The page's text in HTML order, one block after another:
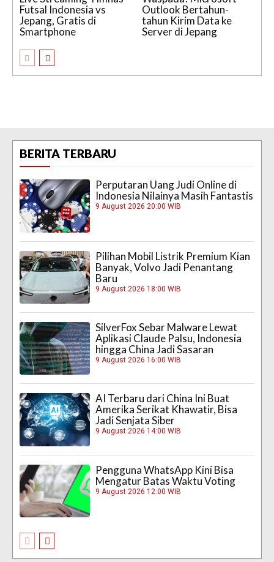
Futsal Indonesia vs
Jepang, Gratis di
Smartphone
Outlook Bertahun-
tahun Kirim Data ke
Server di Jepang
BERITA TERBARU
Perputaran Uang Judi Online di
Indonesia Nilainya Masih Fantastis
9 August 2026 20:00 WIB
Pilihan Mobil Listrik Premium Kian
Banyak, Volvo Jadi Penantang
Baru
9 August 2026 18:00 WIB
SilverFox Sebar Malware Lewat
Aplikasi Claude Palsu, Indonesia
hingga China Jadi Sasaran
9 August 2026 16:00 WIB
AI Terbaru dari China Ini Buat
Amerika Serikat Khawatir, Bisa
Jadi Senjata Siber
9 August 2026 14:00 WIB
Pengguna WhatsApp Kini Bisa
Mengatur Batas Waktu Voting
9 August 2026 12:00 WIB